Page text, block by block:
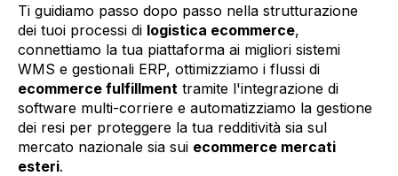
Ti guidiamo passo dopo passo nella strutturazione
dei tuoi processi di logistica ecommerce,
connettiamo la tua piattaforma ai migliori sistemi
WMS e gestionali ERP, ottimizziamo i flussi di
ecommerce fulfillment tramite l'integrazione di
software multi-corriere e automatizziamo la gestione
dei resi per proteggere la tua redditività sia sul
mercato nazionale sia sui ecommerce mercati
esteri.